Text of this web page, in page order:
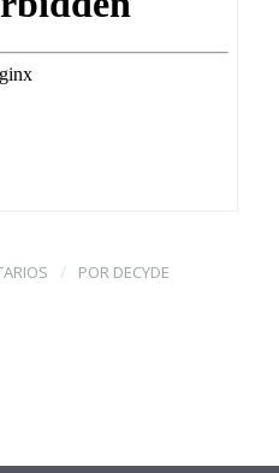
/ POR DECYDE